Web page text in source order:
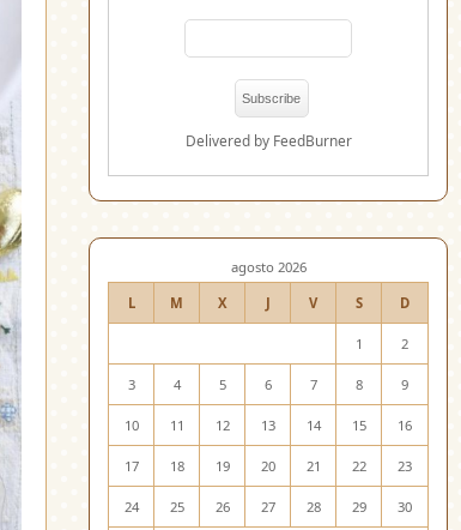
Delivered by FeedBurner
agosto 2026
L M X J V S D
1 2
3 4 5 6 7 8 9
10 11 12 13 14 15 16
17 18 19 20 21 22 23
24 25 26 27 28 29 30